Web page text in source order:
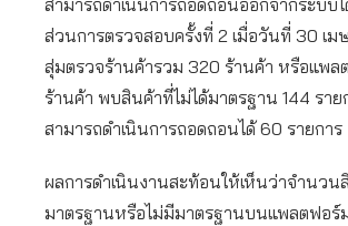
สามารถดำเนินการถอดถอนออกจากระบบ
ส่วนการตรวจสอบครั้งที่ 2 เมื่อวันที่ 30 เ
สุ่มตรวจร้านค้ารวม 320 ร้านค้า หรือแพล
ร้านค้า พบสินค้าที่ไม่ได้มาตรฐาน 144 ราย
สามารถดำเนินการถอดถอนได้ 60 รายการ
ผลการดำเนินงานสะท้อนให้เห็นว่าจำนวน
มาตรฐานหรือไม่มีมาตรฐานบนแพลตฟอร์